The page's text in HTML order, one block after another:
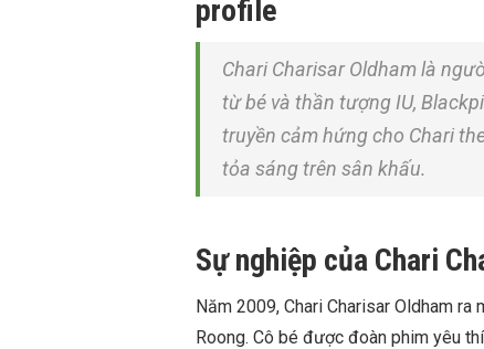
profile
Chari Charisar Oldham là
từ bé và thần tượng IU,
truyền cảm hứng cho Chari
tỏa sáng trên sân khấu.
Sự nghiệp của Chari
Năm 2009, Chari Charisar Oldham
Roong. Cô bé được đoàn phim yêu